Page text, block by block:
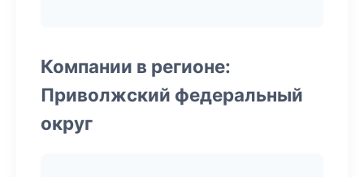
Компании в регионе:
Приволжский федеральный
округ